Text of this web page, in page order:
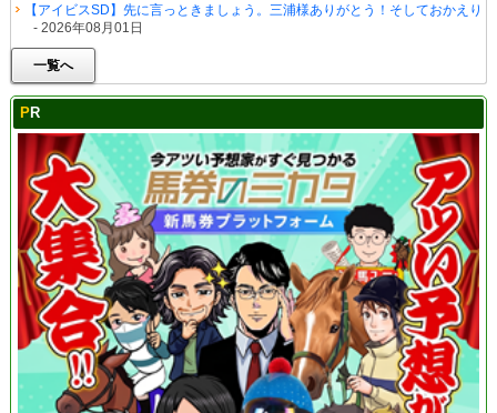
【アイビスSD】先に言っときましょう。三浦様ありがとう！そしておかえり
- 2026年08月01日
一覧へ
PR